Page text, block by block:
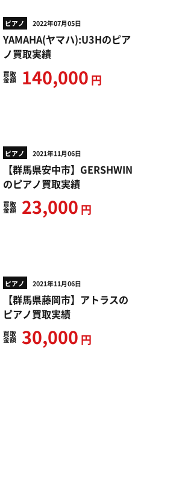
ピアノ 2022年07月05日
YAMAHA(ヤマハ):U3Hのピア
ノ買取実績
買取
金額 140,000 円
ピアノ 2021年11月06日
【群馬県安中市】GERSHWIN
のピアノ買取実績
買取
金額 23,000 円
ピアノ 2021年11月06日
【群馬県藤岡市】アトラスの
ピアノ買取実績
買取
金額 30,000 円